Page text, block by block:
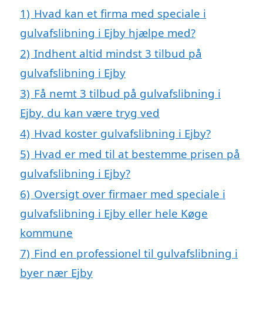
1) Hvad kan et firma med speciale i
gulvafslibning i Ejby hjælpe med?
2) Indhent altid mindst 3 tilbud på
gulvafslibning i Ejby
3) Få nemt 3 tilbud på gulvafslibning i
Ejby, du kan være tryg ved
4) Hvad koster gulvafslibning i Ejby?
5) Hvad er med til at bestemme prisen på
gulvafslibning i Ejby?
6) Oversigt over firmaer med speciale i
gulvafslibning i Ejby eller hele Køge
kommune
7) Find en professionel til gulvafslibning i
byer nær Ejby